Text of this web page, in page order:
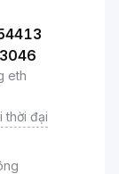
eth
thời đại